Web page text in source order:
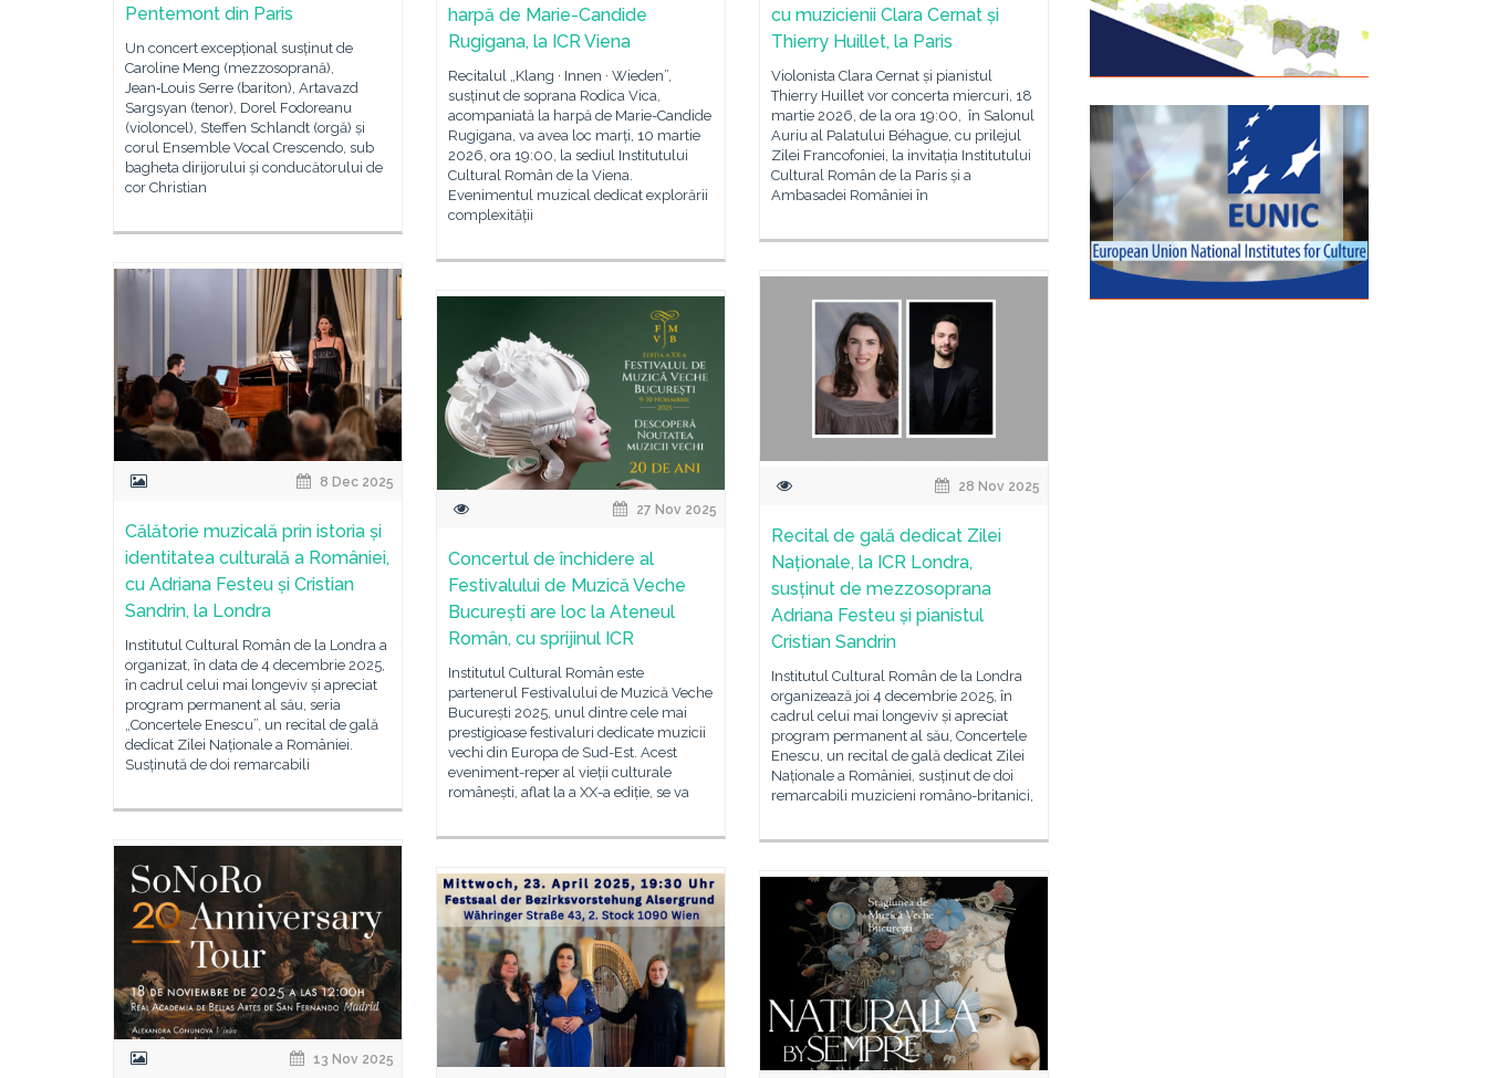
Pentemont din Paris
Un concert excepțional susținut de
Caroline Meng (mezzosoprană),
Jean‑Louis Serre (bariton), Artavazd
Sargsyan (tenor), Dorel Fodoreanu
(violoncel), Steffen Schlandt (orgă) și
corul Ensemble Vocal Crescendo, sub
bagheta dirijorului și conducătorului de
cor Christian
cu muzicienii Clara Cernat și
Thierry Huillet, la Paris
Violonista Clara Cernat și pianistul
Thierry Huillet vor concerta miercuri, 18
martie 2026, de la ora 19:00, în Salonul
Auriu al Palatului Béhague, cu prilejul
Zilei Francofoniei, la invitația Institutului
Cultural Român de la Paris și a
Ambasadei României în
harpă de Marie-Candide
Rugigana, la ICR Viena
Recitalul „Klang · Innen · Wieden”,
susținut de soprana Rodica Vica,
acompaniată la harpă de Marie-Candide
Rugigana, va avea loc marți, 10 martie
2026, ora 19:00, la sediul Institutului
Cultural Român de la Viena.
Evenimentul muzical dedicat explorării
complexității
8 Dec 2025
Călătorie muzicală prin istoria și
identitatea culturală a României,
cu Adriana Festeu și Cristian
Sandrin, la Londra
Institutul Cultural Român de la Londra a
organizat, în data de 4 decembrie 2025,
în cadrul celui mai longeviv și apreciat
program permanent al său, seria
„Concertele Enescu”, un recital de gală
dedicat Zilei Naționale a României.
Susținută de doi remarcabili
28 Nov 2025
Recital de gală dedicat Zilei
Naționale, la ICR Londra,
susținut de mezzosoprana
Adriana Festeu și pianistul
Cristian Sandrin
Institutul Cultural Român de la Londra
organizează joi 4 decembrie 2025, în
cadrul celui mai longeviv și apreciat
program permanent al său, Concertele
Enescu, un recital de gală dedicat Zilei
Naționale a României, susținut de doi
remarcabili muzicieni româno-britanici,
27 Nov 2025
Concertul de închidere al
Festivalului de Muzică Veche
București are loc la Ateneul
Român, cu sprijinul ICR
Institutul Cultural Român este
partenerul Festivalului de Muzică Veche
București 2025, unul dintre cele mai
prestigioase festivaluri dedicate muzicii
vechi din Europa de Sud-Est. Acest
eveniment-reper al vieții culturale
românești, aflat la a XX-a ediție, se va
13 Nov 2025